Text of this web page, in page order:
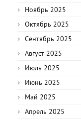
Ноябрь 2025
Октябрь 2025
Сентябрь 2025
Август 2025
Июль 2025
Июнь 2025
Май 2025
Апрель 2025